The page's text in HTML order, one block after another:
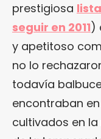
prestigiosa
seguir en 2011)
y apetitoso
no lo
todavía
encontraban
cultivados en